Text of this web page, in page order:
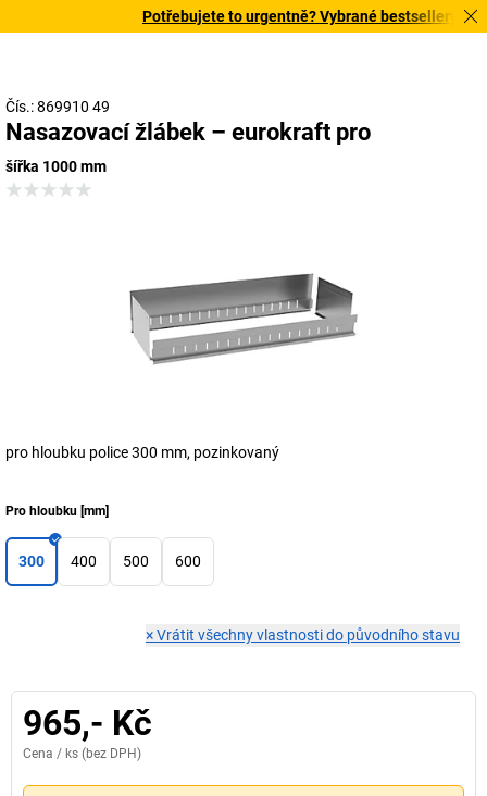
Potřebujete to urgentně? Vybrané bestsellery
Čís.: 869910 49
Nasazovací žlábek – eurokraft pro
šířka 1000 mm
pro hloubku police 300 mm, pozinkovaný
Pro hloubku [mm]
300 400 500 600
×Vrátit všechny vlastnosti do původního stavu
965,- Kč
Cena / ks (bez DPH)